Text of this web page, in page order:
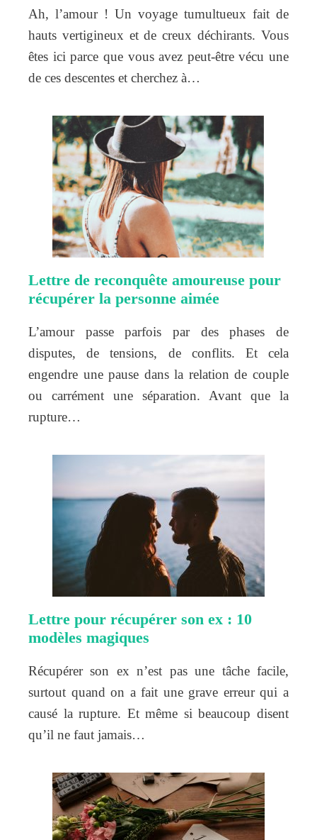
Ah, l’amour ! Un voyage tumultueux fait de
hauts vertigineux et de creux déchirants. Vous
êtes ici parce que vous avez peut-être vécu une
de ces descentes et cherchez à…
Lettre de reconquête amoureuse pour
récupérer la personne aimée
L’amour passe parfois par des phases de
disputes, de tensions, de conflits. Et cela
engendre une pause dans la relation de couple
ou carrément une séparation. Avant que la
rupture…
Lettre pour récupérer son ex : 10
modèles magiques
Récupérer son ex n’est pas une tâche facile,
surtout quand on a fait une grave erreur qui a
causé la rupture. Et même si beaucoup disent
qu’il ne faut jamais…